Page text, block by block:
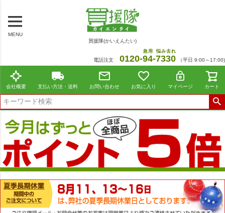
MENU
買援隊(かいえんたい)
電話注文 0120-94
急用
-7330
悩み去れ
（平日 9:00～17:00)
会社概要 支払い方法・送料 お問い合わせ お気に入り マイページ カート